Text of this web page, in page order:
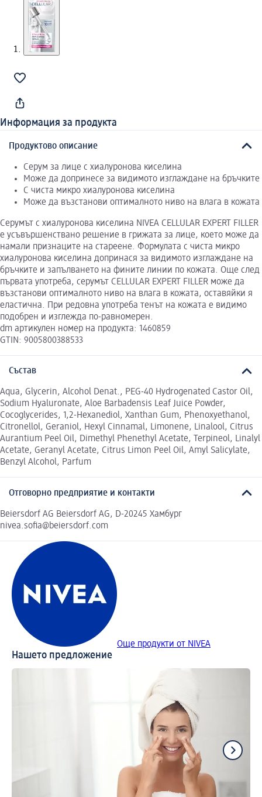
Информация за продукта
Продуктово описание
Серум за лице с хиалуронова киселина
Може да допринесе за видимото изглаждане на бръчките
С чиста микро хиалуронова киселина
Може да възстанови оптималното ниво на влага в кожата
Серумът с хиалуронова киселина NIVEA CELLULAR EXPERT FILLER
е усъвършенствано решение в грижата за лице, което може да
намали признаците на стареене. Формулата с чиста микро
хиалуронова киселина допринася за видимото изглаждане на
бръчките и запълването на фините линии по кожата. Още след
първата употреба, серумът CELLULAR EXPERT FILLER може да
възстанови оптималното ниво на влага в кожата, оставяйки я
еластична. При редовна употреба тенът на кожата е видимо
подобрен и изглежда по-равномерен.
dm артикулен номер на продукта: 1460859
GTIN: 9005800388533
Състав
Aqua, Glycerin, Alcohol Denat., PEG-40 Hydrogenated Castor Oil,
Sodium Hyaluronate, Aloe Barbadensis Leaf Juice Powder,
Cocoglycerides, 1,2-Hexanediol, Xanthan Gum, Phenoxyethanol,
Citronellol, Geraniol, Hexyl Cinnamal, Limonene, Linalool, Citrus
Aurantium Peel Oil, Dimethyl Phenethyl Acetate, Terpineol, Linalyl
Acetate, Geranyl Acetate, Citrus Limon Peel Oil, Amyl Salicylate,
Benzyl Alcohol, Parfum
Отговорно предприятие и контакти
Beiersdorf AG Beiersdorf AG, D-20245 Хамбург
nivea.sofia@beiersdorf.com
Още продукти от NIVEA
Нашето предложение